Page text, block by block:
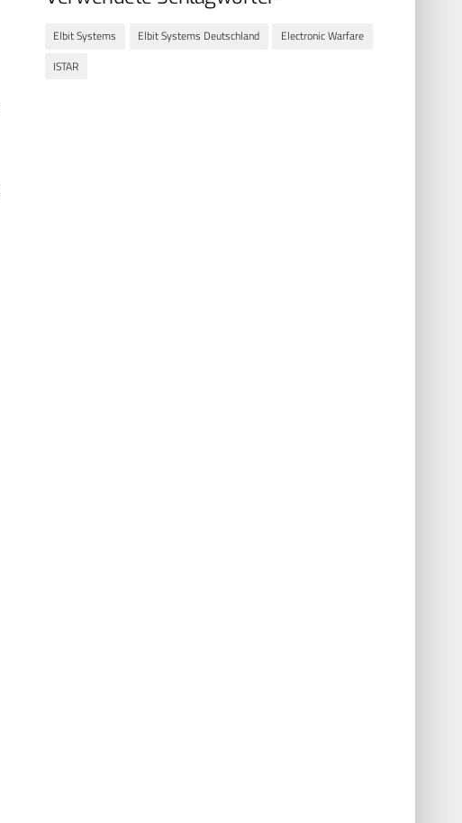
Elbit Systems Elbit Systems Deutschland
Electronic Warfare
ISTAR